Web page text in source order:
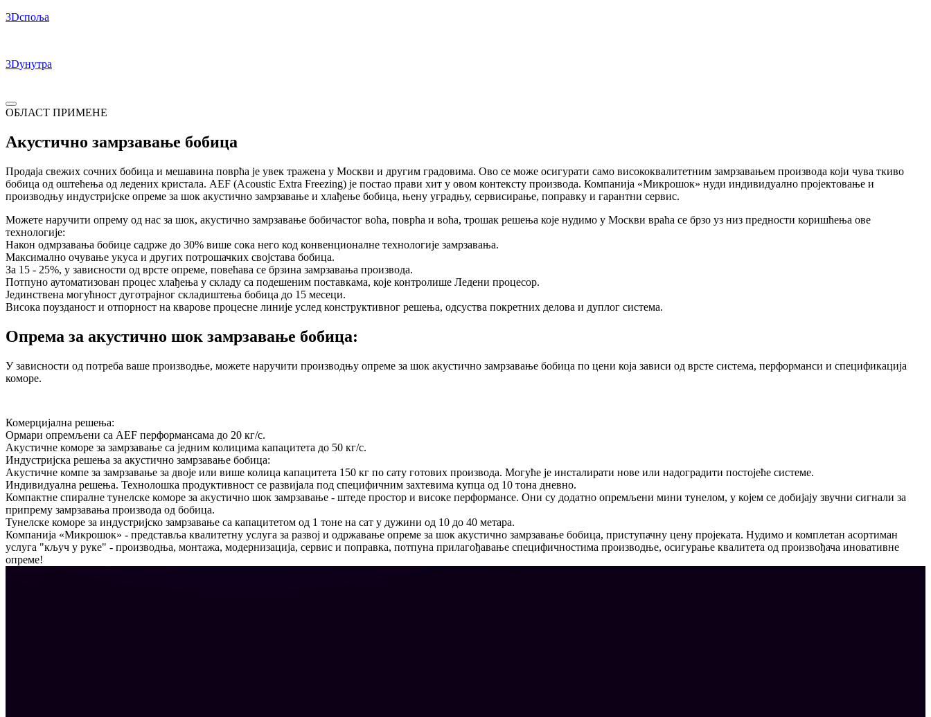
3Dспоља
3Dунутра
ОБЛАСТ ПРИМЕНЕ
Акустично замрзавање бобица
Продаја свежих сочних бобица и мешавина поврћа је увек тражена у Москви и другим градовима. Ово се може осигурати само висококвалитетним замрзавањем производа који чува ткиво
бобица од оштећења од ледених кристала. AEF (Acoustic Extra Freezing) је постао прави хит у овом контексту производа. Компанија «Микрошок» нуди индивидуално пројектовање и
производњу индустријске опреме за шок акустично замрзавање и хлађење бобица, њену уградњу, сервисирање, поправку и гарантни сервис.
Можете наручити опрему од нас за шок, акустично замрзавање бобичастог воћа, поврћа и воћа, трошак решења које нудимо у Москви враћа се брзо уз низ предности коришћења ове
технологије:
Након одмрзавања бобице садрже до 30% више сока него код конвенционалне технологије замрзавања.
Максимално очување укуса и других потрошачких својстава бобица.
За 15 - 25%, у зависности од врсте опреме, повећава се брзина замрзавања производа.
Потпуно аутоматизован процес хлађења у складу са подешеним поставкама, које контролише Ледени процесор.
Јединствена могућност дуготрајног складиштења бобица до 15 месеци.
Висока поузданост и отпорност на кварове процесне линије услед конструктивног решења, одсуства покретних делова и дуплог система.
Опрема за акустично шок замрзавање бобица:
У зависности од потреба ваше производње, можете наручити производњу опреме за шок акустично замрзавање бобица по цени која зависи од врсте система, перформанси и спецификација
коморе.
Комерцијална решења:
Ормари опремљени са AEF перформансама до 20 кг/с.
Акустичне коморе за замрзавање са једним колицима капацитета до 50 кг/с.
Индустријска решења за акустично замрзавање бобица:
Акустичне компе за замрзавање за двоје или више колица капацитета 150 кг по сату готових производа. Могуће је инсталирати нове или надоградити постојеће системе.
Индивидуална решења. Технолошка продуктивност се развијала под специфичним захтевима купца од 10 тона дневно.
Компактне спиралне тунелске коморе за акустично шок замрзавање - штеде простор и високе перформансе. Они су додатно опремљени мини тунелом, у којем се добијају звучни сигнали за
припрему замрзавања производа од бобица.
Тунелске коморе за индустријско замрзавање са капацитетом од 1 тоне на сат у дужини од 10 до 40 метара.
Компанија «Микрошок» - представља квалитетну услуга за развој и одржавање опреме за шок акустично замрзавање бобица, приступачну цену пројеката. Нудимо и комплетан асортиман
услуга "кључ у руке" - производња, монтажа, модернизација, сервис и поправка, потпуна прилагођавање специфичностима производње, осигурање квалитета од произвођача иновативне
опреме!